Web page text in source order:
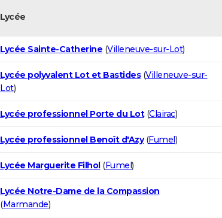
Lycée
Lycée Sainte-Catherine (Villeneuve-sur-Lot)
Lycée polyvalent Lot et Bastides(Villeneuve-sur-
Lot)
Lycée professionnel Porte du Lot(Clairac)
Lycée professionnel Benoît d'Azy(Fumel)
Lycée Marguerite Filhol(Fumel)
Lycée Notre-Dame de la Compassion
(Marmande)